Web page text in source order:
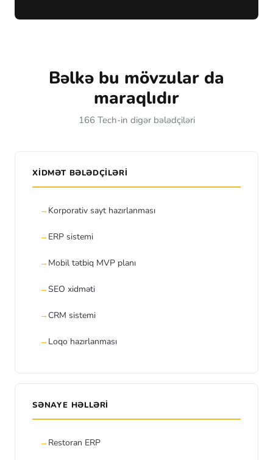
Bəlkə bu mövzular da
maraqlıdır
166 Tech-in digər bələdçiləri
XIDMƏT BƏLƏDÇILƏRI
Korporativ sayt hazırlanması
ERP sistemi
Mobil tətbiq MVP planı
SEO xidməti
CRM sistemi
Loqo hazırlanması
SƏNAYE HƏLLƏRI
Restoran ERP